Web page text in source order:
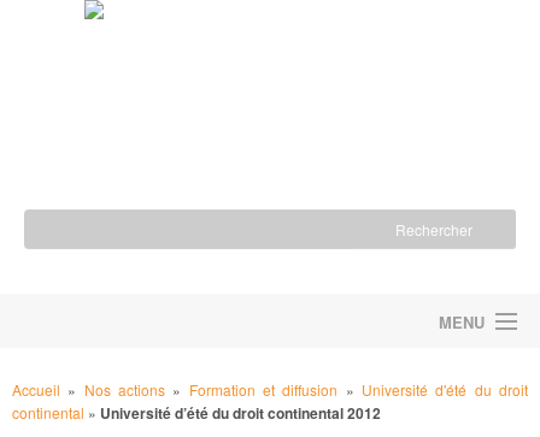
MENU
Accueil » Nos actions » Formation et diffusion » Université d'été du droit
continental » Université d’été du droit continental 2012